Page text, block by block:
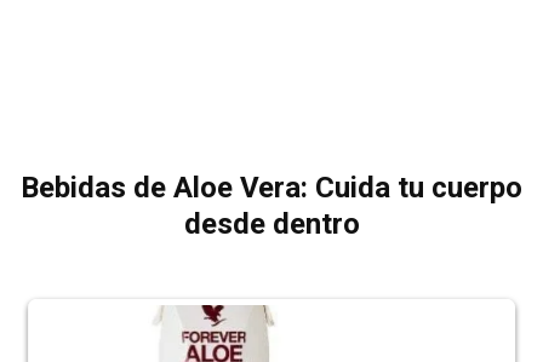
Bebidas de Aloe Vera: Cuida tu cuerpo
desde dentro